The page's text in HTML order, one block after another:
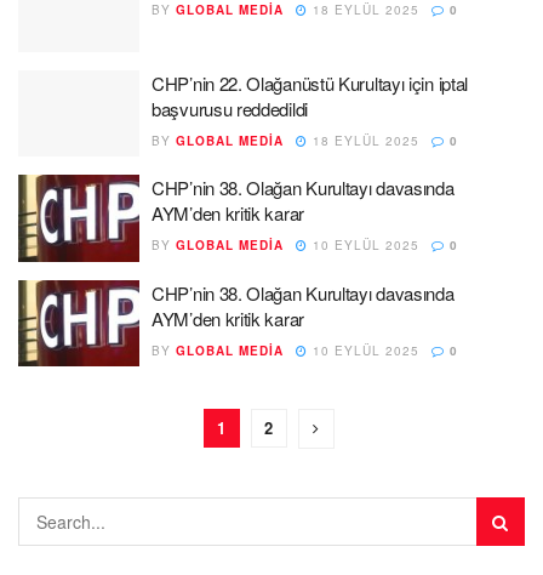
BY GLOBAL MEDIA 18 EYLÜL 2025 0
CHP’nin 22. Olağanüstü Kurultayı için iptal
başvurusu reddedildi
BY GLOBAL MEDIA 18 EYLÜL 2025 0
CHP’nin 38. Olağan Kurultayı davasında
AYM’den kritik karar
BY GLOBAL MEDIA 10 EYLÜL 2025 0
CHP’nin 38. Olağan Kurultayı davasında
AYM’den kritik karar
BY GLOBAL MEDIA 10 EYLÜL 2025 0
1 2